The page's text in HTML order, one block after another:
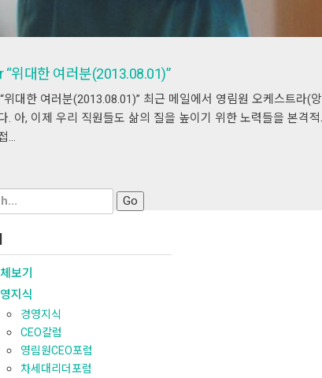
“위대한 여러분(2013.08.01)”
대한 여러분(2013.08.01)” 최근 메일에서 영림원 오케스트라(
. 아, 이제 우리 직원들도 삶의 질을 높이기 위한 노력들을 본격
…
보기
지식
경영지식
CEO칼럼
영림원CEO포럼
차세대리더포럼